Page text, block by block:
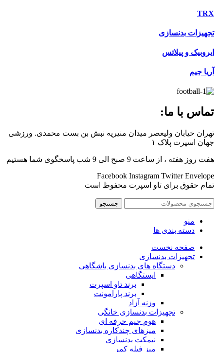
TRX
تجهیزات بدنسازی
ایروبیک و پیلاتس
آریا جیم
تماس با ما:
تهران خیابان ولیعصر میدان منیریه نبش بن بست محمدی. ورزشی
جهان اسپرت پلاک ۱
هفت روز هفته ، از ساعت 9 صبح الی 9 شب پاسخگوی شما هستیم
Facebook Instagram Twitter Envelope
تمام حقوق برای تاو اسپرت محفوظ است
جستجو
منو
دسته بندی ها
صفحه نخست
تجهیزات بدنسازی
دستگاه های بدنسازی باشگاهی
ایستگاهی
برند تاو اسپرت
برند پارامونت
وزنه آزاد
تجهیزات بدنسازی خانگی
هوم جیم حرفه ای
میزهای چندکاره بدنسازی
نیمکت بدنسازی
میز فیله کمر